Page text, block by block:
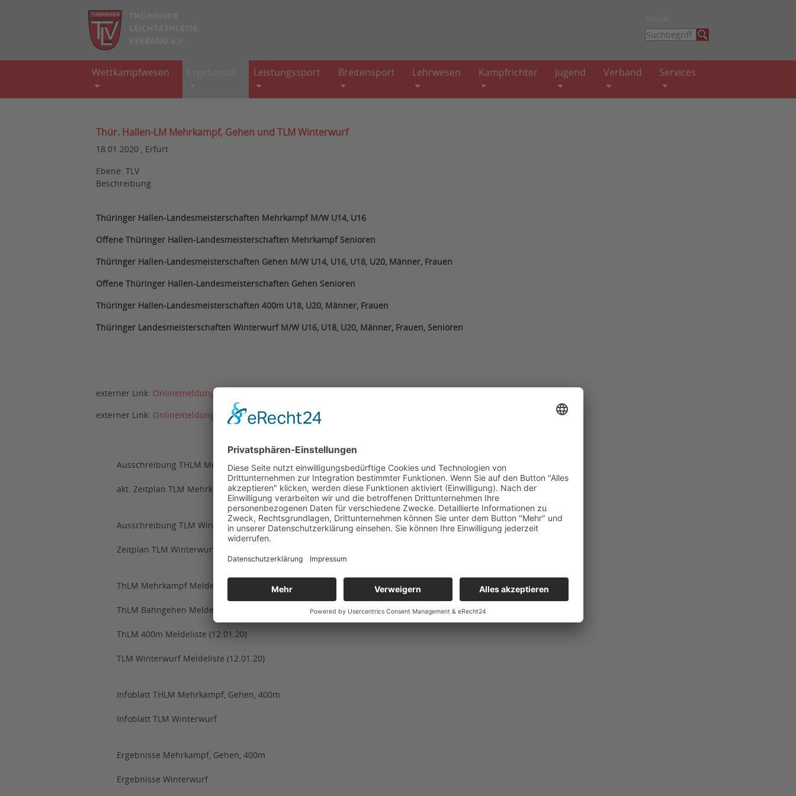
Wettkampfwesen Leistungssport Breitensport Lehrwesen Kampfrichter Jugend Verband Services
Thür. Hallen-LM Mehrkampf, Gehen und TLM Winterwurf
18.01.2020 , Erfurt
Ebene: TLV
Beschreibung:
Thüringer Hallen-Landesmeisterschaften Mehrkampf M/W U14, U16
Offene Thüringer Hallen-Landesmeisterschaften Mehrkampf Senioren
Thüringer Hallen-Landesmeisterschaften Gehen M/W U14, U16, U18, U20, Männer, Frauen
Offene Thüringer Hallen-Landesmeisterschaften Gehen Senioren
Thüringer Hallen-Landesmeisterschaften 400m U18, U20, Männer, Frauen
Thüringer Landesmeisterschaften Winterwurf M/W U16, U18, U20, Männer, Frauen, Senioren
externer Link: Onlinemeldung ladv.de
externer Link: Onlinemeldung ladv.deWinterwurf (Meldeschluss: 07.01.2020)
Ausschreibung THLM Mehrkampf, Gehen, 400m
akt. Zeitplan TLM Mehrkampf, Gehen, 400m (12.01.20)
Ausschreibung TLM Winterwurf
Zeitplan TLM Winterwurf
ThLM Mehrkampf Meldeliste (12.01.20)
ThLM Bahngehen Meldeliste (12..01.20)
ThLM 400m Meldeliste (12.01.20)
TLM Winterwurf Meldeliste (12.01.20)
Infoblatt THLM Mehrkampf, Gehen, 400m
Infoblatt TLM Winterwurf
Ergebnisse Mehrkampf, Gehen, 400m
Ergebnisse Winterwurf